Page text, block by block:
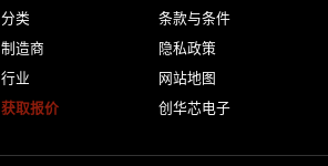
分类
制造商
行业
获取报价
条款与条件
隐私政策
网站地图
创华芯电子